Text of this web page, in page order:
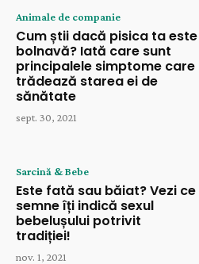
Animale de companie
Cum știi dacă pisica ta este
bolnavă? Iată care sunt
principalele simptome care
trădează starea ei de
sănătate
sept. 30, 2021
Sarcină & Bebe
Este fată sau băiat? Vezi ce
semne îți indică sexul
bebelușului potrivit
tradiției!
nov. 1, 2021